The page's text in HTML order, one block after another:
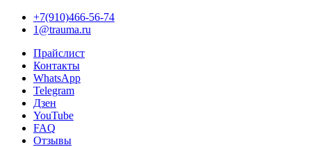
+7(910)466-56-74
1@trauma.ru
Прайслист
Контакты
WhatsApp
Telegram
Дзен
YouTube
FAQ
Отзывы